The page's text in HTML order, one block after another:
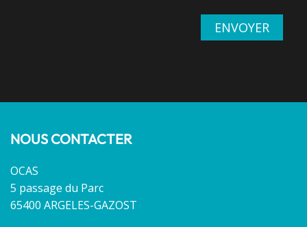
ENVOYER
NOUS CONTACTER
OCAS
5 passage du Parc
65400 ARGELES-GAZOST